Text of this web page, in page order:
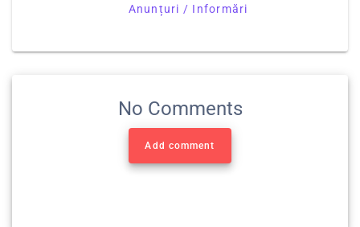
Anunțuri / Informări
No Comments
Add comment